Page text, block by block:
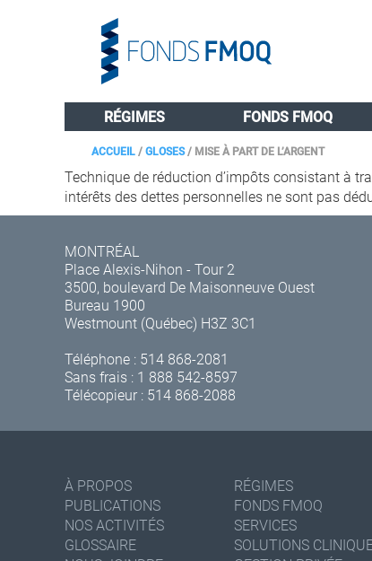
RÉGIMES FONDS FMOQ
ACCUEIL/GLOSES/ MISE À PART DE L’ARGENT
Technique de réduction d’impôts consistant à
intérêts des dettes personnelles ne sont pas
MONTRÉAL
Place Alexis-Nihon - Tour 2
3500, boulevard De Maisonneuve Ouest
Bureau 1900
Westmount (Québec) H3Z 3C1
Téléphone : 514 868-2081
Sans frais : 1 888 542-8597
Télécopieur : 514 868-2088
À PROPOS
PUBLICATIONS
NOS ACTIVITÉS
GLOSSAIRE
RÉGIMES
FONDS FMOQ
SERVICES
SOLUTIONS